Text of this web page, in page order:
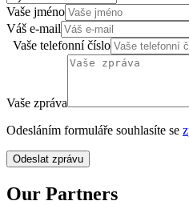
Vaše jméno
Váš e-mail
Vaše telefonní číslo
Vaše zpráva
Odesláním formuláře souhlasíte se
Odeslat zprávu
Our Partners